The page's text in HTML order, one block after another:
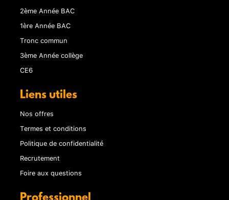
2ème Année BAC
1ère Année BAC
Tronc commun
3ème Année collège
CE6
Liens utiles
Nos offres
Termes et conditions
Politique de confidentialité
Recrutement
Foire aux questions